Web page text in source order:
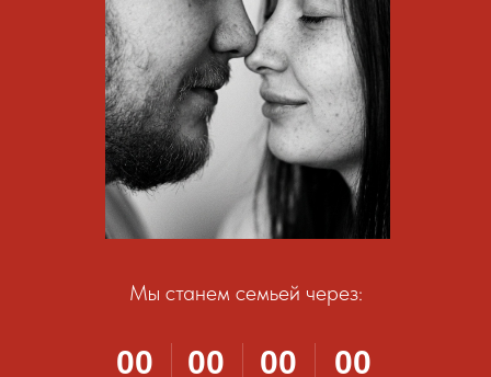
Мы станем семьей через:
00 00 00 00